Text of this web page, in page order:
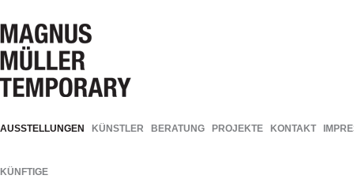
AUSSTELLUNGEN KÜNSTLER BERATUNG PROJEKTE KONTAKT
KÜNFTIGE